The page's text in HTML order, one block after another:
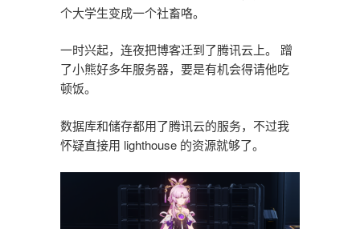
个大学生变成一个社畜咯。
一时兴起，连夜把博客迁到了腾讯云上。 蹭
了小熊好多年服务器，要是有机会得请他吃
顿饭。
数据库和储存都用了腾讯云的服务，不过我
怀疑直接用 lighthouse 的资源就够了。